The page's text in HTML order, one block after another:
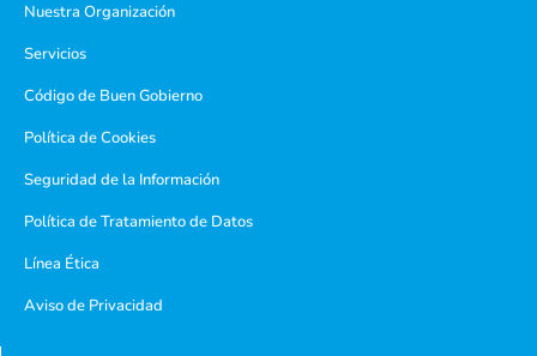
Nuestra Organización
Servicios
Código de Buen Gobierno
Política de Cookies
Seguridad de la Información
Política de Tratamiento de Datos
Línea Ética
Aviso de Privacidad